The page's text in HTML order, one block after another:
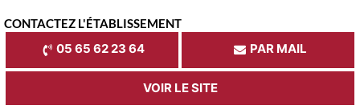
CONTACTEZ L'ÉTABLISSEMENT
05 65 62 23 64 PAR MAIL
VOIR LE SITE